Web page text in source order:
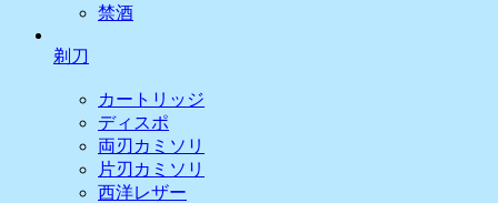
禁酒
剃刀
カートリッジ
ディスポ
両刃カミソリ
片刃カミソリ
西洋レザー